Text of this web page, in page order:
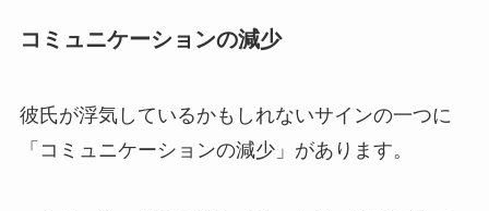
コミュニケーションの減少
彼氏が浮気しているかもしれないサインの一つに
「コミュニケーションの減少」があります。